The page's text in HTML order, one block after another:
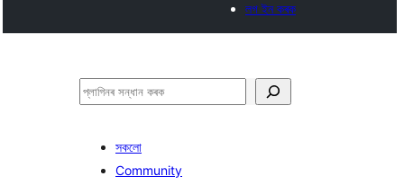
লগ ইন কৰক
সন্ধান
সকলো
Community